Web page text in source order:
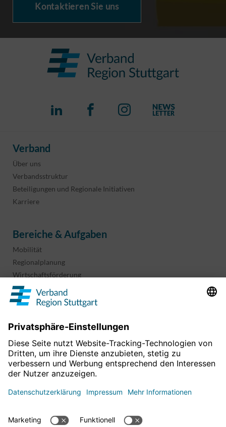
Kontaktieren Sie uns
Verband
Über uns
Verbandsstruktur
Beteiligungen und Regionale Initiativen
Karriere
Bereiche & Aufgaben
Mobilität
Regionalplanung
Wirtschaftsförderung
Sport und Kultur
Projekte & Programme
Informationen & Downloads
Geoinformation